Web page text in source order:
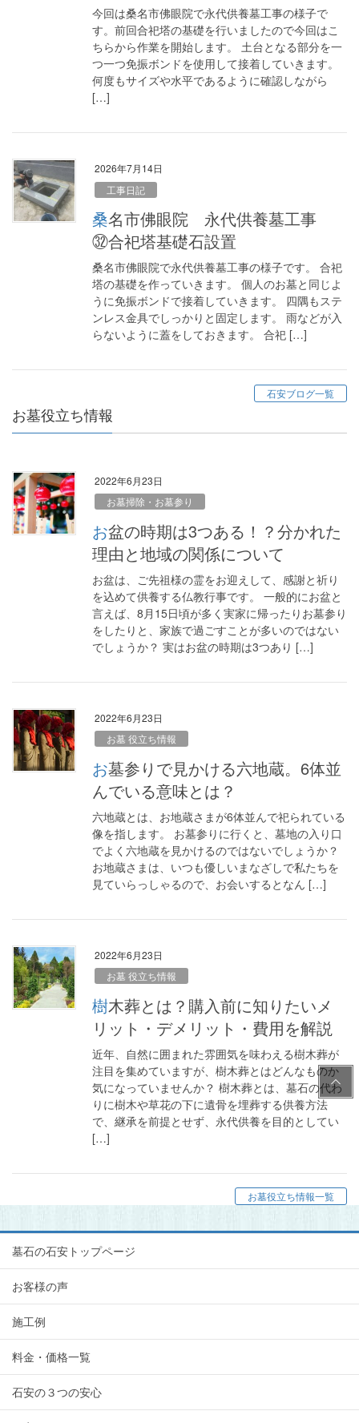
今回は桑名市佛眼院で永代供養墓工事の様子で
す。前回合祀塔の基礎を行いましたので今回はこ
ちらから作業を開始します。 土台となる部分を一
つ一つ免振ボンドを使用して接着していきます。
何度もサイズや水平であるように確認しながら
[…]
2026年7月14日
工事日記
桑名市佛眼院 永代供養墓工事
㉜合祀塔基礎石設置
桑名市佛眼院で永代供養墓工事の様子です。 合祀
塔の基礎を作っていきます。 個人のお墓と同じよ
うに免振ボンドで接着していきます。 四隅もステ
ンレス金具でしっかりと固定します。 雨などが入
らないように蓋をしておきます。 合祀 […]
石安ブログ一覧
お墓役立ち情報
2022年6月23日
お墓掃除・お墓参り
お盆の時期は3つある！？分かれた
理由と地域の関係について
お盆は、ご先祖様の霊をお迎えして、感謝と祈り
を込めて供養する仏教行事です。 一般的にお盆と
言えば、8月15日頃が多く実家に帰ったりお墓参り
をしたりと、家族で過ごすことが多いのではない
でしょうか？ 実はお盆の時期は3つあり […]
2022年6月23日
お墓 役立ち情報
お墓参りで見かける六地蔵。6体並
んでいる意味とは？
六地蔵とは、お地蔵さまが6体並んで祀られている
像を指します。 お墓参りに行くと、墓地の入り口
でよく六地蔵を見かけるのではないでしょうか？
お地蔵さまは、いつも優しいまなざしで私たちを
見ていらっしゃるので、お会いするとなん […]
2022年6月23日
お墓 役立ち情報
樹木葬とは？購入前に知りたいメ
リット・デメリット・費用を解説
近年、自然に囲まれた雰囲気を味わえる樹木葬が
注目を集めていますが、樹木葬とはどんなものか
気になっていませんか？ 樹木葬とは、墓石の代わ
りに樹木や草花の下に遺骨を埋葬する供養方法
で、継承を前提とせず、永代供養を目的としてい
[…]
お墓役立ち情報一覧
墓石の石安トップページ
お客様の声
施工例
料金・価格一覧
石安の３つの安心
PAG
E
TOP